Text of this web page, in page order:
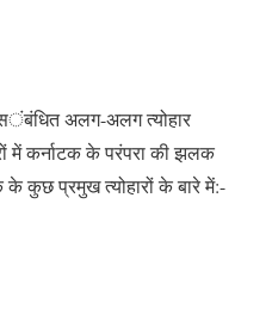
अलग-अलग त्योहार
में कर्नाटक के परंपरा की झलक
कुछ प्रमुख त्योहारों के बारे में:-